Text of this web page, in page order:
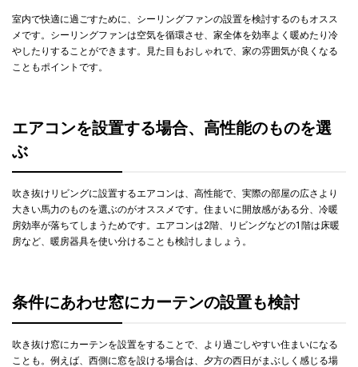
室内で快適に過ごすために、シーリングファンの設置を検討するのもオスス
メです。シーリングファンは空気を循環させ、家全体を効率よく暖めたり冷
やしたりすることができます。見た目もおしゃれで、家の雰囲気が良くなる
こともポイントです。
エアコンを設置する場合、高性能のものを選
ぶ
吹き抜けリビングに設置するエアコンは、高性能で、実際の部屋の広さより
大きい馬力のものを選ぶのがオススメです。住まいに開放感がある分、冷暖
房効率が落ちてしまうためです。エアコンは2階、リビングなどの1階は床暖
房など、暖房器具を使い分けることも検討しましょう。
条件にあわせ窓にカーテンの設置も検討
吹き抜け窓にカーテンを設置をすることで、より過ごしやすい住まいになる
ことも。例えば、西側に窓を設ける場合は、夕方の西日がまぶしく感じる場